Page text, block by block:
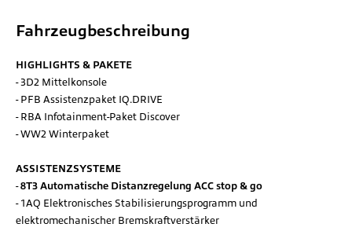
Fahrzeugbeschreibung
HIGHLIGHTS & PAKETE
3D2 Mittelkonsole
PFB Assistenzpaket IQ.DRIVE
RBA Infotainment-Paket Discover
WW2 Winterpaket
ASSISTENZSYSTEME
8T3 Automatische Distanzregelung ACC stop & go
1AQ Elektronisches Stabilisierungsprogramm und
elektromechanischer Bremskraftverstärker